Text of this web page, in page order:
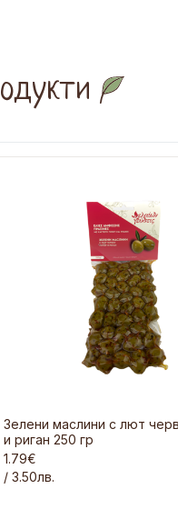
Зелени маслини с лют
и риган 250 гр
1.79€
/ 3.50лв.